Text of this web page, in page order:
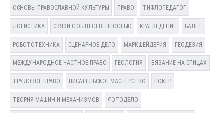
ОСНОВЫ ПРАВОСЛАВНОЙ КУЛЬТУРЫ ПРАВО ТИФЛОПЕДАГОГ
ЛОГИСТИКА СВЯЗИ С ОБЩЕСТВЕННОСТЬЮ КРАЕВЕДЕНИЕ БАЛЕТ
РОБОТОТЕХНИКА СЦЕНАРНОЕ ДЕЛО МАРКШЕЙДЕРИЯ ГЕОДЕЗИЯ
МЕЖДУНАРОДНОЕ ЧАСТНОЕ ПРАВО ГЕОЛОГИЯ ВЯЗАНИЕ НА СПИЦАХ
ТРУДОВОЕ ПРАВО ПИСАТЕЛЬСКОЕ МАСТЕРСТВО ПОКЕР
ТЕОРИЯ МАШИН И МЕХАНИЗМОВ ФОТОДЕЛО